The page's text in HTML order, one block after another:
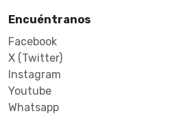
Encuéntranos
Facebook
X (Twitter)
Instagram
Youtube
Whatsapp